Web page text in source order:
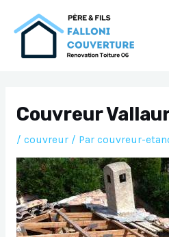
Couvreur
/ couvreur/ Par couvreur-